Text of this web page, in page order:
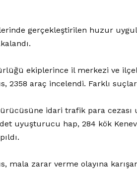
gerçekleştirilen huzur
ekiplerince il merkezi ve
2358 araç incelendi. Farklı
idari trafik para cezası
uyuşturucu hap, 284 kök
mala zarar verme olayına